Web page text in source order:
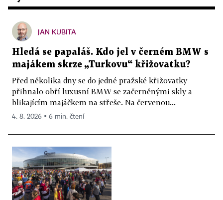
JAN KUBITA
Hledá se papaláš. Kdo jel v černém BMW s
majákem skrze „Turkovu“ křižovatku?
Před několika dny se do jedné pražské křižovatky
přihnalo obří luxusní BMW se začerněnými skly a
blikajícím majáčkem na střeše. Na červenou...
4. 8. 2026 ▪ 6 min. čtení